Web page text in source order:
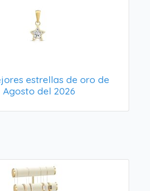
estrellas de oro de
Agosto del 2026